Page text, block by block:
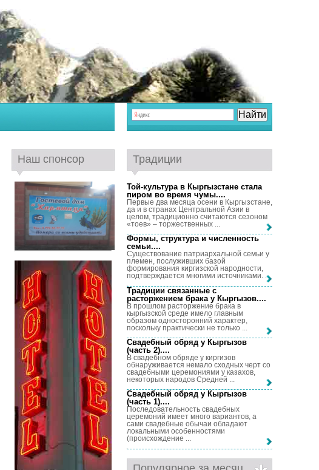
Наш спонсор Традиции
Той-культура в Кыргызстане стала
пиром во время чумы....
Первые два месяца осени в Кыргызстане,
да и в странах Центральной Азии в
целом, традиционно считаются сезоном
«тоев» – торжественных ...
Формы, структура и численность
семьи....
Существование патриархальной семьи у
племен, послуживших базой
формирования киргизской народности,
подтверждается многими источниками. ...
Традиции связанные с
расторжением брака у Кыргызов....
В прошлом расторжение брака в
кыргызской среде имело главным
образом односторонний характер,
поскольку практически не только ...
Свадебный обряд у Кыргызов
(часть 2)....
В свадебном обряде у киргизов
обнаруживается немало сходных черт со
свадебными церемониями у казахов,
некоторых народов Средней ...
Свадебный обряд у Кыргызов
(часть 1)....
Последовательность свадебных
церемоний имеет много вариантов, а
сами свадебные обычаи обладают
локальными особенностями
(происхождение ...